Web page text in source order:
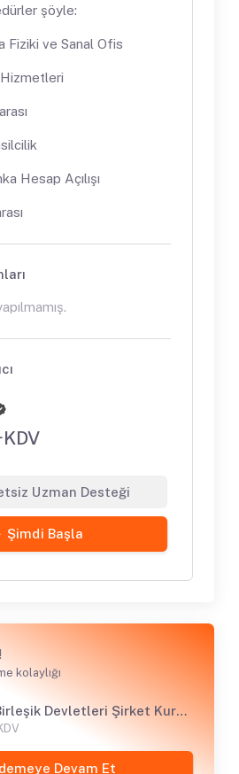
şöyle:
ve Sanal Ofis
Hesap Açılışı
Uzman Desteği
Şimdi Başla
kolaylığı
Amerika Birleşik Devletleri Şirket Kuruluşu
Devam Et